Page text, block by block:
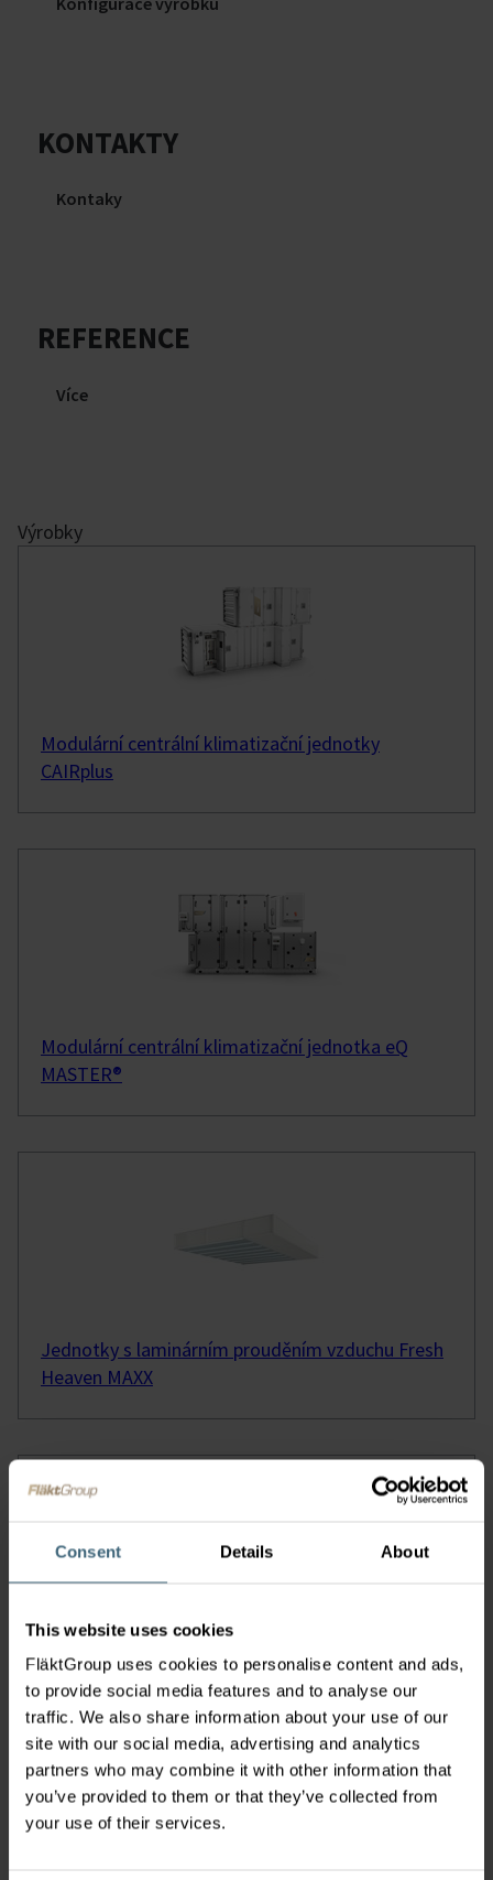
Consent Details About
This website uses cookies
FläktGroup uses cookies to personalise content and ads,
to provide social media features and to analyse our
traffic. We also share information about your use of our
site with our social media, advertising and analytics
partners who may combine it with other information that
you’ve provided to them or that they’ve collected from
your use of their services.
KONTAKTY
Kontaky
REFERENCE
Více
Výrobky
Modulární centrální klimatizační jednotky
CAIRplus
Modulární centrální klimatizační jednotka eQ
MASTER®
Jednotky s laminárním prouděním vzduchu Fresh
Heaven MAXX
Čistý nástavec CGF